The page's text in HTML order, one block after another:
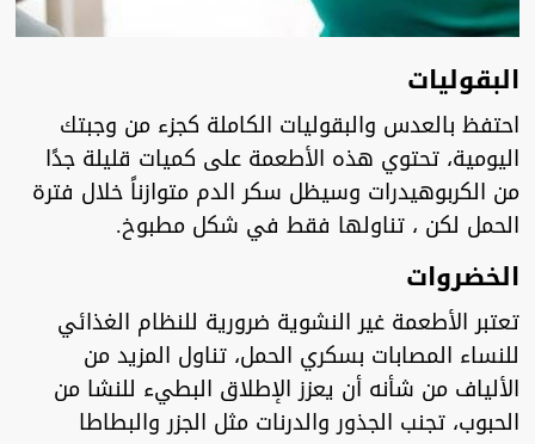
البقوليات
احتفظ بالعدس والبقوليات الكاملة كجزء من وجبتك
اليومية، تحتوي هذه الأطعمة على كميات قليلة جدًا
من الكربوهيدرات وسيظل سكر الدم متوازناً خلال فترة
الحمل لكن ، تناولها فقط في شكل مطبوخ.
الخضروات
تعتبر الأطعمة غير النشوية ضرورية للنظام الغذائي
للنساء المصابات بسكري الحمل، تناول المزيد من
الألياف من شأنه أن يعزز الإطلاق البطيء للنشا من
الحبوب، تجنب الجذور والدرنات مثل الجزر والبطاطا